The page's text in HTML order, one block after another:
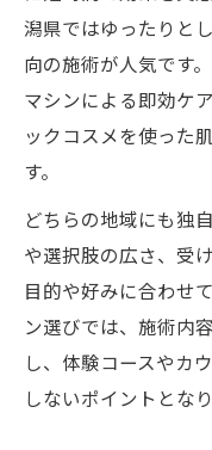
潟県ではゆったりと
向の施術が人気です
マシンによる即効ケ
ックコスメを使った
す。
どちらの地域にも独
や選択肢の広さ、受
目的や好みに合わせ
ン選びでは、施術内
し、体験コースやカ
しないポイントとなり